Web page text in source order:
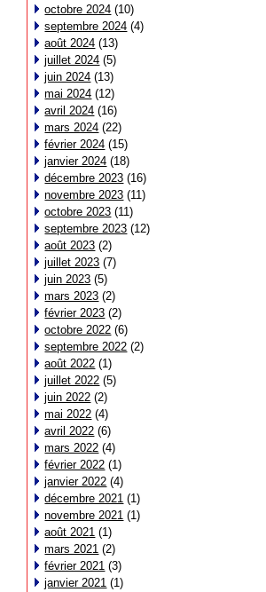
octobre 2024 (10)
septembre 2024 (4)
août 2024 (13)
juillet 2024 (5)
juin 2024 (13)
mai 2024 (12)
avril 2024 (16)
mars 2024 (22)
février 2024 (15)
janvier 2024 (18)
décembre 2023 (16)
novembre 2023 (11)
octobre 2023 (11)
septembre 2023 (12)
août 2023 (2)
juillet 2023 (7)
juin 2023 (5)
mars 2023 (2)
février 2023 (2)
octobre 2022 (6)
septembre 2022 (2)
août 2022 (1)
juillet 2022 (5)
juin 2022 (2)
mai 2022 (4)
avril 2022 (6)
mars 2022 (4)
février 2022 (1)
janvier 2022 (4)
décembre 2021 (1)
novembre 2021 (1)
août 2021 (1)
mars 2021 (2)
février 2021 (3)
janvier 2021 (1)